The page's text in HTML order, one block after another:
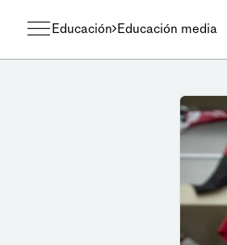
Educación Educación media